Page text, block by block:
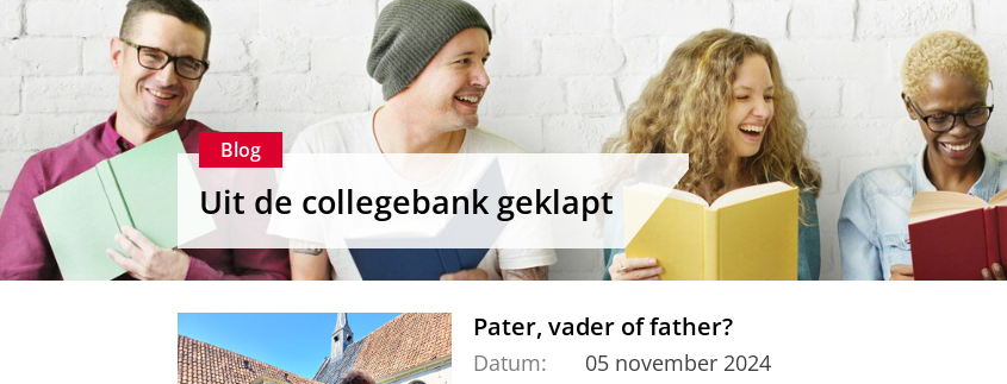
Blog
Uit de collegebank geklapt
Pater, vader of father?
Datum:
05 november 2024